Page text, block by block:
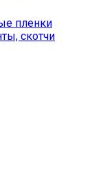
пленки
скотчи